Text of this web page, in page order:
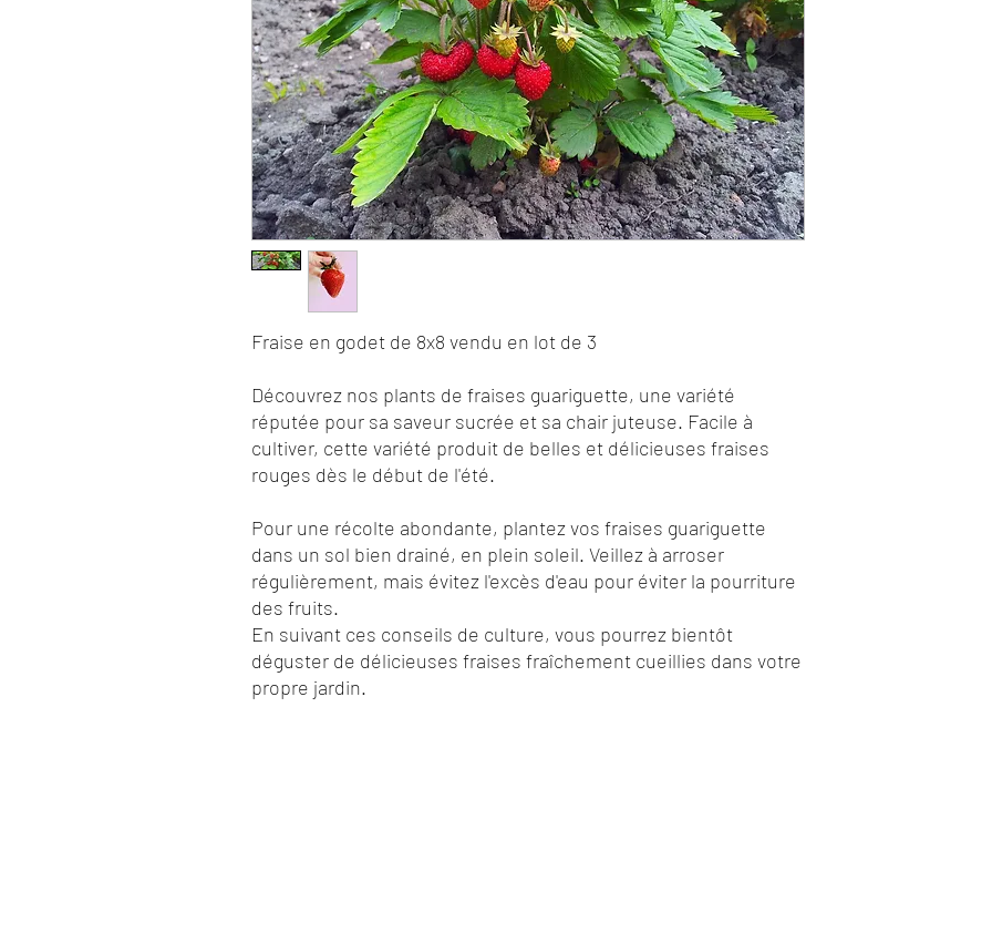
Fraise en godet de 8x8 vendu en lot de 3
Découvrez nos plants de fraises guariguette, une variété
réputée pour sa saveur sucrée et sa chair juteuse. Facile à
cultiver, cette variété produit de belles et délicieuses fraises
rouges dès le début de l'été.
Pour une récolte abondante, plantez vos fraises guariguette
dans un sol bien drainé, en plein soleil. Veillez à arroser
régulièrement, mais évitez l'excès d'eau pour éviter la pourriture
des fruits.
En suivant ces conseils de culture, vous pourrez bientôt
déguster de délicieuses fraises fraîchement cueillies dans votre
propre jardin.